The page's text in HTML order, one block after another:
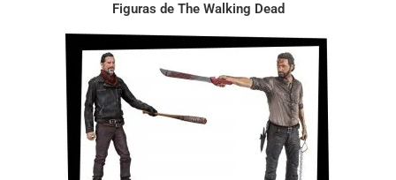
Figuras de The Walking Dead